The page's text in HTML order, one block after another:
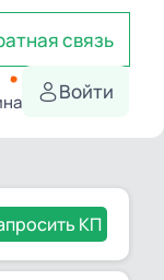
связь
Войти
КП